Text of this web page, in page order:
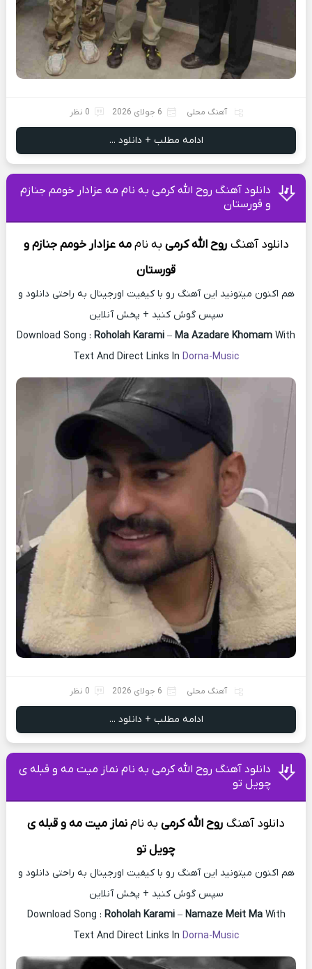
آهنگ محلی 6 جولای 2026 0 نظر
ادامه مطلب + دانلود ...
دانلود آهنگ روح الله کرمی به نام مه عزادار خومم جنازم
و قورستان
دانلود آهنگ روح الله کرمی به نام مه عزادار خومم جنازم و
قورستان
هم اکنون میتونید این آهنگ رو با کیفیت اورجینال به راحتی دانلود و
سپس گوش کنید + پخش آنلاین
Download Song : Roholah Karami – Ma Azadare Khomam With
Text And Direct Links In Dorna-Music
آهنگ محلی 6 جولای 2026 0 نظر
ادامه مطلب + دانلود ...
دانلود آهنگ روح الله کرمی به نام نماز میت مه و قبله ی
چویل تو
دانلود آهنگ روح الله کرمی به نامنماز میت مه و قبله ی
چویل تو
هم اکنون میتونید این آهنگ رو با کیفیت اورجینال به راحتی دانلود و
سپس گوش کنید + پخش آنلاین
Download Song : Roholah Karami– Namaze Meit Ma With
Text And Direct Links In Dorna-Music